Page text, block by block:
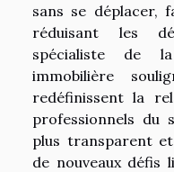
sans se déplacer,
réduisant les
spécialiste de
immobilière
redéfinissent la
professionnels du
plus transparent
de nouveaux défis